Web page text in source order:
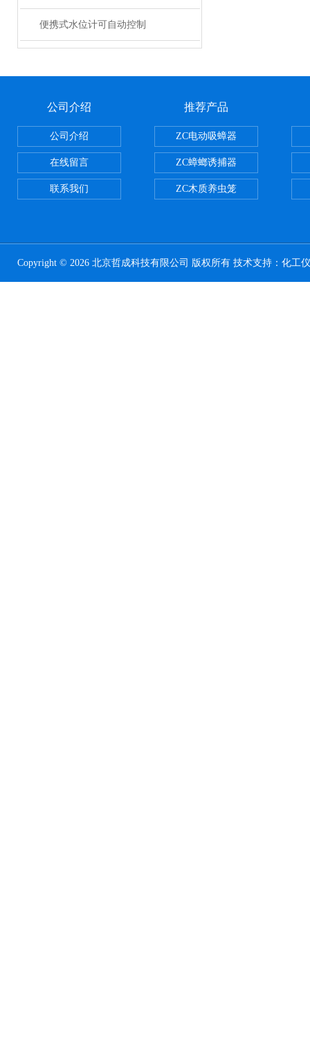
便携式水位计可自动控制
公司介绍
公司介绍
在线留言
联系我们
推荐产品
ZC电动吸蟑器
ZC蟑螂诱捕器
ZC木质养虫笼
Copyright © 2026 北京哲成科技有限公司 版权所有 技术支持： 化工